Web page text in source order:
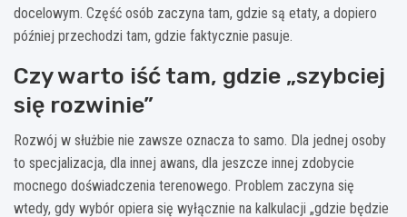
docelowym. Część osób zaczyna tam, gdzie są etaty, a dopiero
później przechodzi tam, gdzie faktycznie pasuje.
Czy warto iść tam, gdzie „szybciej
się rozwinie”
Rozwój w służbie nie zawsze oznacza to samo. Dla jednej osoby
to specjalizacja, dla innej awans, dla jeszcze innej zdobycie
mocnego doświadczenia terenowego. Problem zaczyna się
wtedy, gdy wybór opiera się wyłącznie na kalkulacji „gdzie będzie